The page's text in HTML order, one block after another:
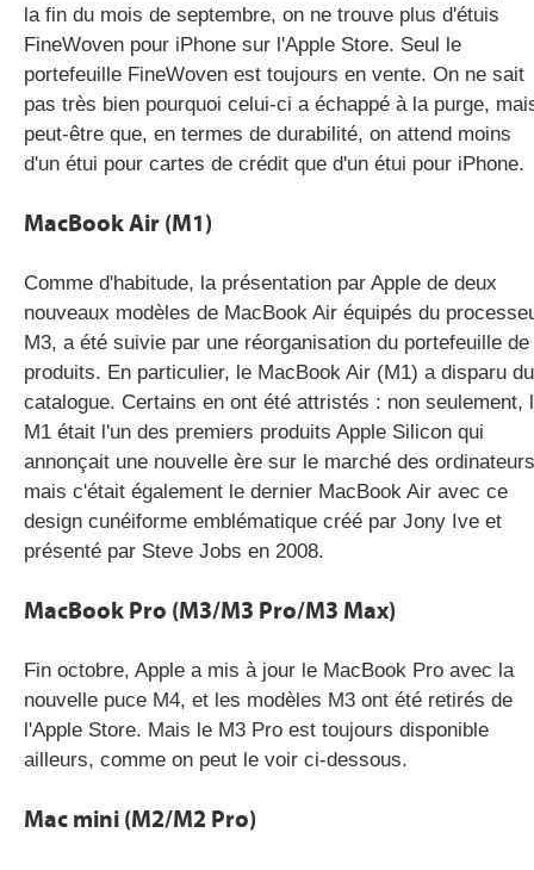
la fin du mois de septembre, on ne trouve plus d'étuis
FineWoven pour iPhone sur l'Apple Store. Seul le
portefeuille FineWoven est toujours en vente. On ne sait
pas très bien pourquoi celui-ci a échappé à la purge,
peut-être que, en termes de durabilité, on attend moins
d'un étui pour cartes de crédit que d'un étui pour iPhone.
MacBook Air (M1)
Comme d'habitude, la présentation par Apple de deux
nouveaux modèles de MacBook Air équipés du
M3, a été suivie par une réorganisation du portefeuille de
produits. En particulier, le MacBook Air (M1) a disparu du
catalogue. Certains en ont été attristés : non seulement,
M1 était l'un des premiers produits Apple Silicon qui
annonçait une nouvelle ère sur le marché des
mais c'était également le dernier MacBook Air avec ce
design cunéiforme emblématique créé par Jony Ive et
présenté par Steve Jobs en 2008.
MacBook Pro (M3/M3 Pro/M3 Max)
Fin octobre, Apple a mis à jour le MacBook Pro avec la
nouvelle puce M4, et les modèles M3 ont été retirés de
l'Apple Store. Mais le M3 Pro est toujours disponible
ailleurs, comme on peut le voir ci-dessous.
Mac mini (M2/M2 Pro)